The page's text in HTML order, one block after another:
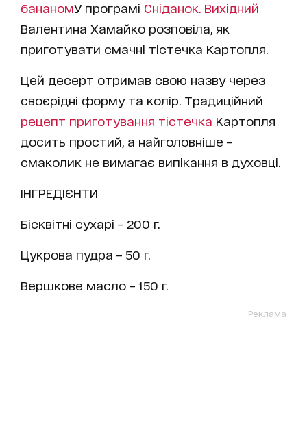
бананомУ програмі Сніданок. Вихідний
Валентина Хамайко розповіла, як
приготувати смачні тістечка Картопля.
Цей десерт отримав свою назву через
своєрідні форму та колір. Традиційний
рецепт приготування тістечка Картопля
досить простий, а найголовніше –
смаколик не вимагає випікання в духовці.
ІНГРЕДІЄНТИ
Бісквітні сухарі – 200 г.
Цукрова пудра – 50 г.
Вершкове масло – 150 г.
Реклама